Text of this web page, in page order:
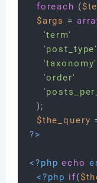
foreach (
$args =
'term'
'post_type'
'taxonomy'
'order'
  );
$the_query
?>
<?php echo
<?php if(